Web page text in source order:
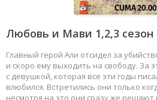
Любовь и Мави 1,2,3
Главный герой Али отсидел за
и скоро ему выходить на свободу. За
с девушкой, которая все эти годы
влюбился. Встретились они только
несмотря на это они сразу же